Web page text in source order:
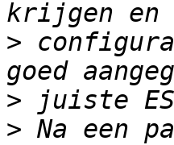
>
>
> Na een